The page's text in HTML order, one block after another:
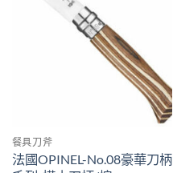
餐具刀斧
法國OPINEL-No.08豪華刀柄